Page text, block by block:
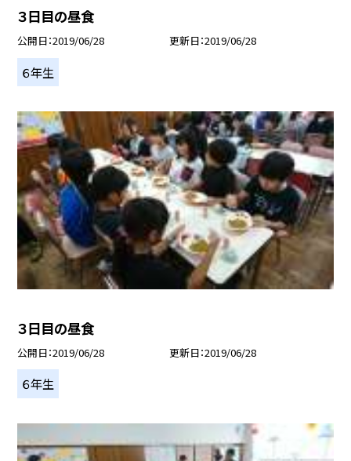
３日目の昼食
公開日 2019/06/28 更新日 2019/06/28
６年生
３日目の昼食
公開日 2019/06/28 更新日 2019/06/28
６年生